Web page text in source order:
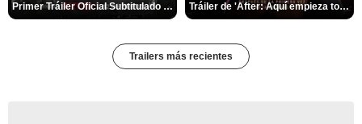
Primer Tráiler Oficial Subtitulado de 'Una última aventura: Detrás de cámaras de Stranger Things 5' Tráiler de 'After: Aquí empieza todo'
Trailers más recientes